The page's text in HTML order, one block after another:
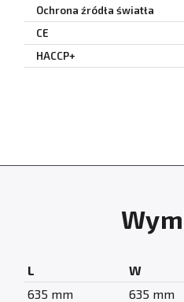
Ochrona źródła światła
CE
HACCP+
L W
635 mm
635 mm